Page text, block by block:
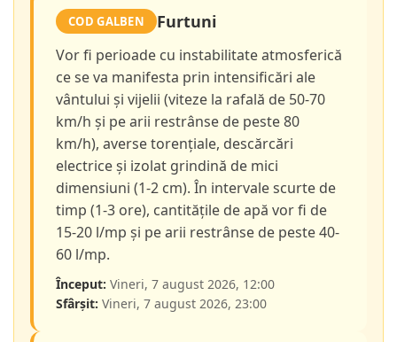
COD GALBEN Furtuni
Vor fi perioade cu instabilitate atmosferică
ce se va manifesta prin intensificări ale
vântului și vijelii (viteze la rafală de 50-70
km/h și pe arii restrânse de peste 80
km/h), averse torențiale, descărcări
electrice și izolat grindină de mici
dimensiuni (1-2 cm). În intervale scurte de
timp (1-3 ore), cantitățile de apă vor fi de
15-20 l/mp și pe arii restrânse de peste 40-
60 l/mp.
Început: Vineri, 7 august 2026, 12:00
Sfârșit: Vineri, 7 august 2026, 23:00